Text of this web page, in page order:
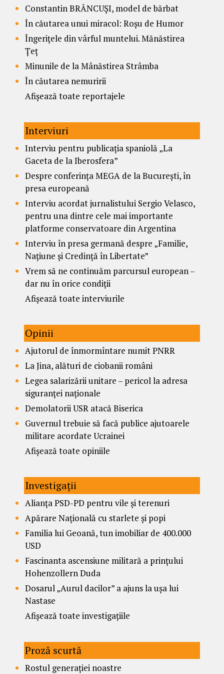
Constantin BRÂNCUȘI, model de bărbat
În căutarea unui miracol: Roșu de Humor
Îngerițele din vârful muntelui. Mănăstirea
Țeț
Minunile de la Mânăstirea Strâmba
În căutarea nemuririi
Afișează toate reportajele
Interviuri
Interviu pentru publicația spaniolă „La
Gaceta de la Iberosfera”
Despre conferința MEGA de la București, în
presa europeană
Interviu acordat jurnalistului Sergio Velasco,
pentru una dintre cele mai importante
platforme conservatoare din Argentina
Interviu în presa germană despre „Familie,
Națiune și Credință în Libertate”
Vrem să ne continuăm parcursul european –
dar nu în orice condiții
Afișează toate interviurile
Opinii
Ajutorul de înmormîntare numit PNRR
La Jina, alături de ciobanii români
Legea salarizării unitare – pericol la adresa
siguranței naționale
Demolatorii USR atacă Biserica
Guvernul trebuie să facă publice ajutoarele
militare acordate Ucrainei
Afișează toate opiniile
Investigații
Alianța PSD-PD pentru vile și terenuri
Apărare Națională cu starlete și popi
Familia lui Geoană, tun imobiliar de 400.000
USD
Fascinanta ascensiune militară a prințului
Hohenzollern Duda
Dosarul „Aurul dacilor” a ajuns la ușa lui
Nastase
Afișează toate investigațiile
Proză scurtă
Rostul generației noastre